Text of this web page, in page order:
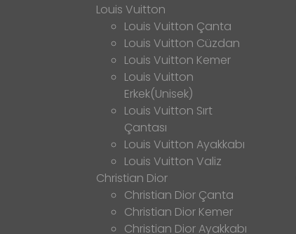
Louis Vuitton
Louis Vuitton Çanta
Louis Vuitton Cüzdan
Louis Vuitton Kemer
Louis Vuitton
Erkek(Unisek)
Louis Vuitton Sırt
Çantası
Louis Vuitton Ayakkabı
Louis Vuitton Valiz
Christian Dior
Christian Dior Çanta
Christian Dior Kemer
Christian Dior Ayakkabı